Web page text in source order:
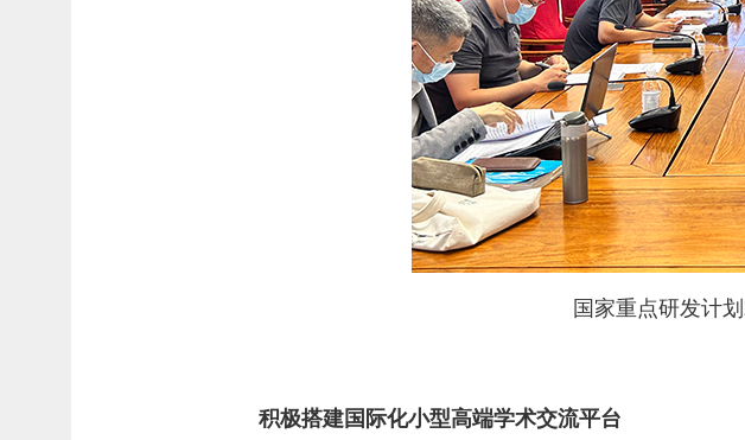
国家重点研发计
积极搭建国际化小型高端学术交流平台